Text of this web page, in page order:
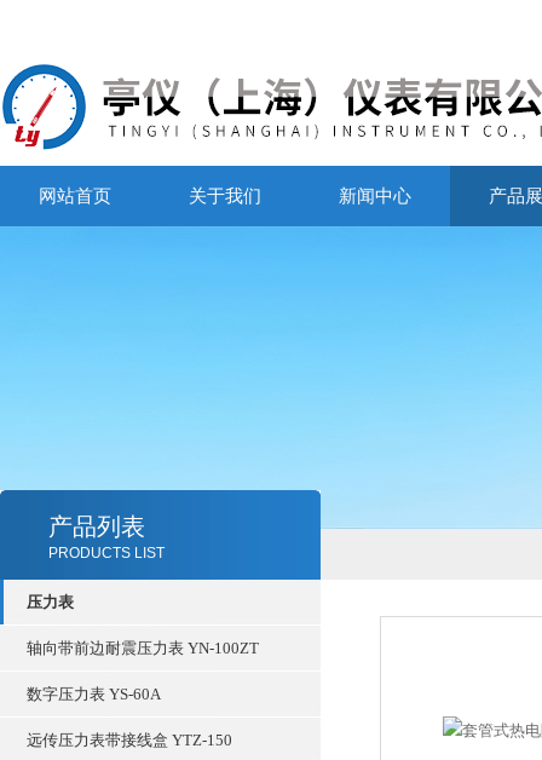
网站首页 关于我们 新闻中心 产品
产品列表
PRODUCTS LIST
压力表
轴向带前边耐震压力表 YN-100ZT
数字压力表 YS-60A
远传压力表带接线盒 YTZ-150